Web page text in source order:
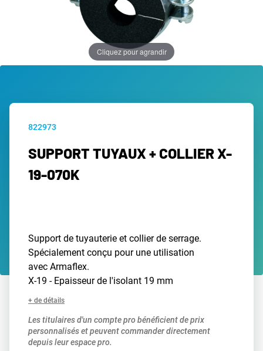
Cliquez pour agrandir
822973
SUPPORT TUYAUX + COLLIER X-
19-070K
Support de tuyauterie et collier de serrage.
Spécialement conçu pour une utilisation
avec Armaflex.
X-19 - Epaisseur de l'isolant 19 mm
+ de détails
Les titulaires d'un compte pro bénéficient de prix
personnalisés et peuvent commander directement
depuis leur espace pro.